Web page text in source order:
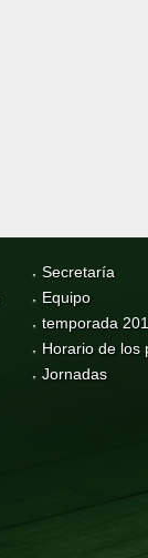
Secretaría
Equipo
temporada
Horario de los
Jornadas